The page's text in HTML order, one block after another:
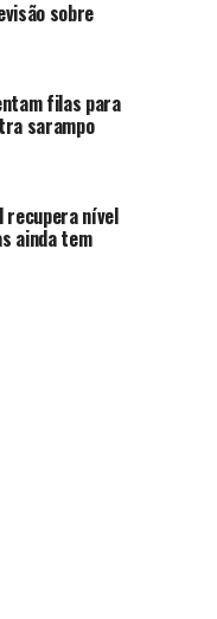
sobre
filas para
sarampo
recupera nível
ainda tem